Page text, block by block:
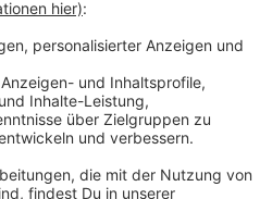
enormen Vorteil für die
Hersteller weiß dann
Absatz hat und kann
jedes Mal einzeln
sich eine
ein Paar Socken, dann ist
[…] und er weiß auch nicht,